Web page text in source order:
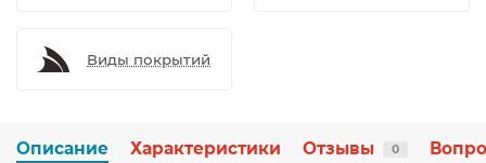
Виды покрытий
Описание Характеристики Отзывы 0